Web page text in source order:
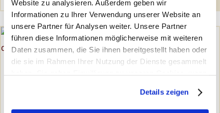
Website zu analysieren. Außerdem geben wir
Informationen zu Ihrer Verwendung unserer Website an
unsere Partner für Analysen weiter. Unsere Partner
führen diese Informationen möglicherweise mit weiteren
Daten zusammen, die Sie ihnen bereitgestellt haben oder
die sie im Rahmen Ihrer Nutzung der Dienste gesammelt
Erfahren Sie in unsererDatenschutzerklärungmehr
Details zeigen
Tropische Temperaturen –
HAUTPFLEGE